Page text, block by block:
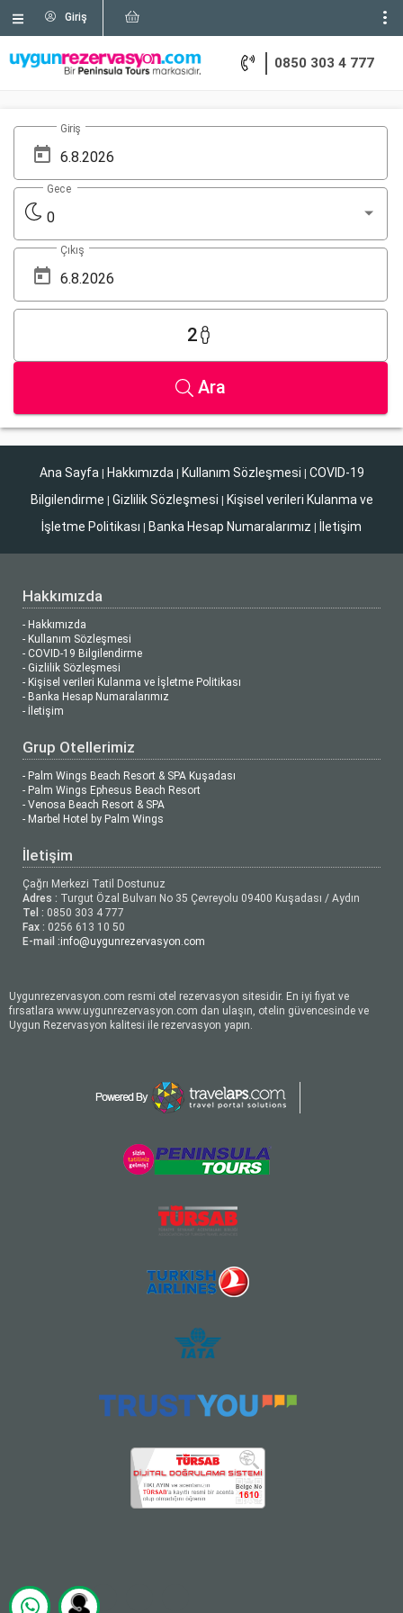
Giriş
0850 303 4 777
Giriş
0
Gece
Çıkış
2
Ara
Ana Sayfa | Hakkımızda | Kullanım Sözleşmesi | COVID-19
Bilgilendirme | Gizlilik Sözleşmesi | Kişisel verileri Kulanma ve
İşletme Politikası | Banka Hesap Numaralarımız | İletişim
Hakkımızda
- Hakkımızda
- Kullanım Sözleşmesi
- COVID-19 Bilgilendirme
- Gizlilik Sözleşmesi
- Kişisel verileri Kulanma ve İşletme Politikası
- Banka Hesap Numaralarımız
- İletişim
Grup Otellerimiz
- Palm Wings Beach Resort & SPA Kuşadası
- Palm Wings Ephesus Beach Resort
- Venosa Beach Resort & SPA
- Marbel Hotel by Palm Wings
İletişim
Çağrı Merkezi Tatil Dostunuz
Adres : Turgut Özal Bulvarı No 35 Çevreyolu 09400 Kuşadası / Aydın
Tel : 0850 303 4 777
Fax : 0256 613 10 50
E-mail :info@uygunrezervasyon.com
Uygunrezervasyon.com resmi otel rezervasyon sitesidir. En iyi fiyat ve
fırsatlara www.uygunrezervasyon.com dan ulaşın, otelin güvencesinde ve
Uygun Rezervasyon kalitesi ile rezervasyon yapın.